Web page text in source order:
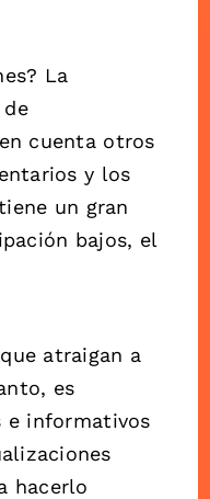
La
cuenta otros
y los
un gran
bajos, el
atraigan a
es
e informativos
hacerlo